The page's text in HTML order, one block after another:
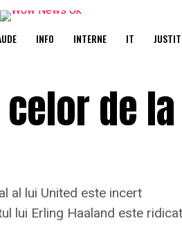
INFO INTERNE IT
de la
al lui United este incert
lui Erling Haaland este